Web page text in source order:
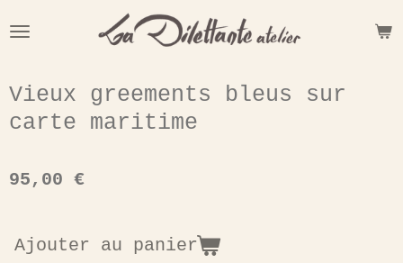
au
principal
Vieux greements bleus sur
carte maritime
95,00 €
Ajouter au panier